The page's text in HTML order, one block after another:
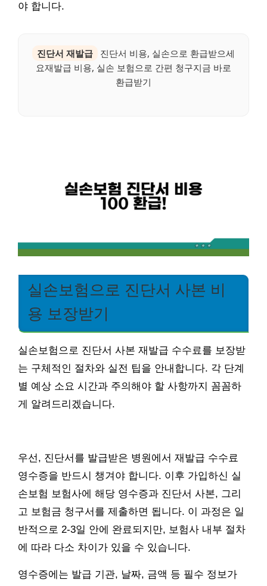
야 합니다.
진단서 재발급
진단서 비용, 실손으로 환급받으세
요재발급 비용, 실손 보험으로 간편 청구지금 바로
환급받기
실손보험으로 진단서 사본 비
용 보장받기
실손보험으로 진단서 사본 재발급 수수료를 보장받
는 구체적인 절차와 실전 팁을 안내합니다. 각 단계
별 예상 소요 시간과 주의해야 할 사항까지 꼼꼼하
게 알려드리겠습니다.
우선, 진단서를 발급받은 병원에서 재발급 수수료
영수증을 반드시 챙겨야 합니다. 이후 가입하신 실
손보험 보험사에 해당 영수증과 진단서 사본, 그리
고 보험금 청구서를 제출하면 됩니다. 이 과정은 일
반적으로 2-3일 안에 완료되지만, 보험사 내부 절차
에 따라 다소 차이가 있을 수 있습니다.
영수증에는 발급 기관, 날짜, 금액 등 필수 정보가